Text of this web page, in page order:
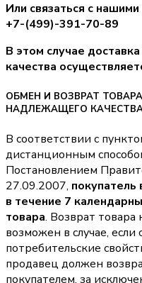
Или связаться с
+7-(499)-391-70-89
В этом случае
качества
ОБМЕН И ВОЗВРАТ ТОВАРА
НАДЛЕЖАЩЕГО
В соответствии с
дистанционным
Постановлением
27.09.2007, покупатель
в течение 7
товара. Возврат товара
возможен в случае,
потребительские
продавец должен
покупателем, за